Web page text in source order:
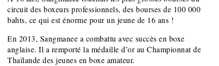
circuit des boxeurs professionnels, des bourses de 100 000
bahts, ce qui est énorme pour un jeune de 16 ans !
En 2013, Sangmanee a combattu avec succès en boxe
anglaise. Il a remporté la médaille d’or au Championnat de
Thaïlande des jeunes en boxe amateur.